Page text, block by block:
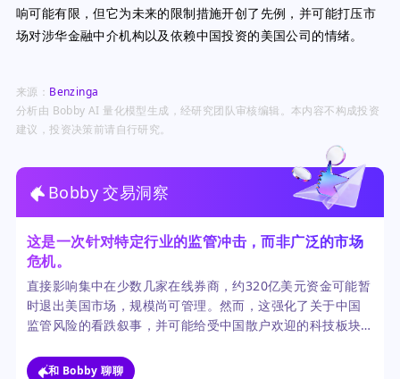
响可能有限，但它为未来的限制措施开创了先例，并可能打压市
场对涉华金融中介机构以及依赖中国投资的美国公司的情绪。
来源： Benzinga
分析由 Bobby AI 量化模型生成，经研究团队审核编辑。本内容不构成投资
建议，投资决策前请自行研究。
Bobby 交易洞察
这是一次针对特定行业的监管冲击，而非广泛的市场
危机。
直接影响集中在少数几家在线券商，约320亿美元资金可能暂
时退出美国市场，规模尚可管理。然而，这强化了关于中国
监管风险的看跌叙事，并可能给受中国散户欢迎的科技板块
然存在，但这条道路刚刚变得更加昂贵和复杂。
和 Bobby 聊聊